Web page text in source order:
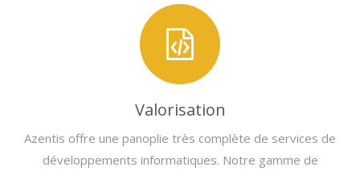
Valorisation
Azentis offre une panoplie très complète de services de
développements informatiques. Notre gamme de